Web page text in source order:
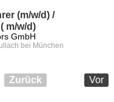
(m/w/d) /
m/w/d)
GmbH
bei München
Zurück Vor